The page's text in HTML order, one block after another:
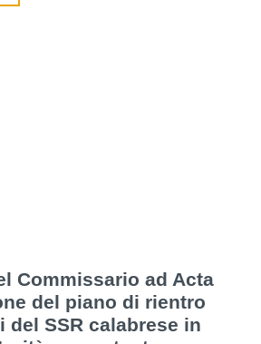
Commissario ad Acta
del piano di rientro
del SSR calabrese in